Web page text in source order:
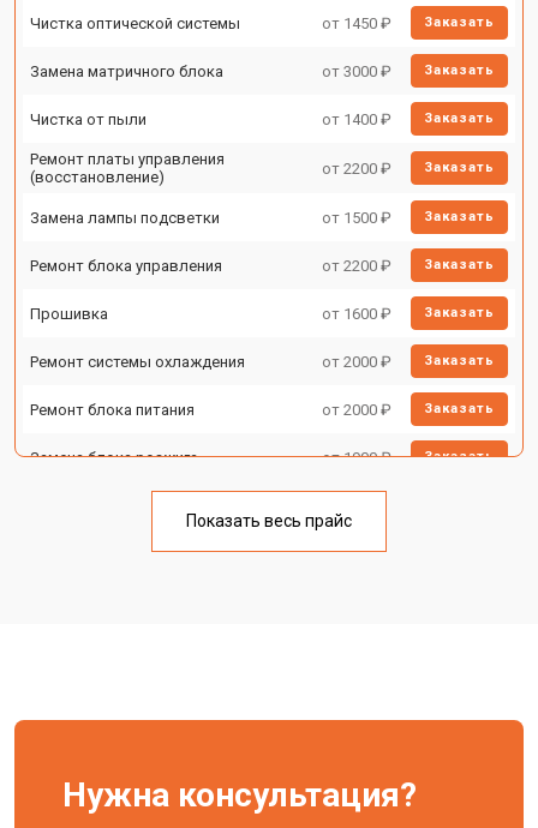
Чистка оптической системы от 1450 ₽ Заказать
Замена матричного блока от 3000 ₽ Заказать
Чистка от пыли от 1400 ₽ Заказать
Ремонт платы управления
(восстановление)
от 2200 ₽ Заказать
Замена лампы подсветки от 1500 ₽ Заказать
Ремонт блока управления от 2200 ₽ Заказать
Прошивка от 1600 ₽ Заказать
Ремонт системы охлаждения от 2000 ₽ Заказать
Ремонт блока питания от 2000 ₽ Заказать
Замена блока розжига от 1900 ₽ Заказать
Показать весь прайс
Нужна консультация?